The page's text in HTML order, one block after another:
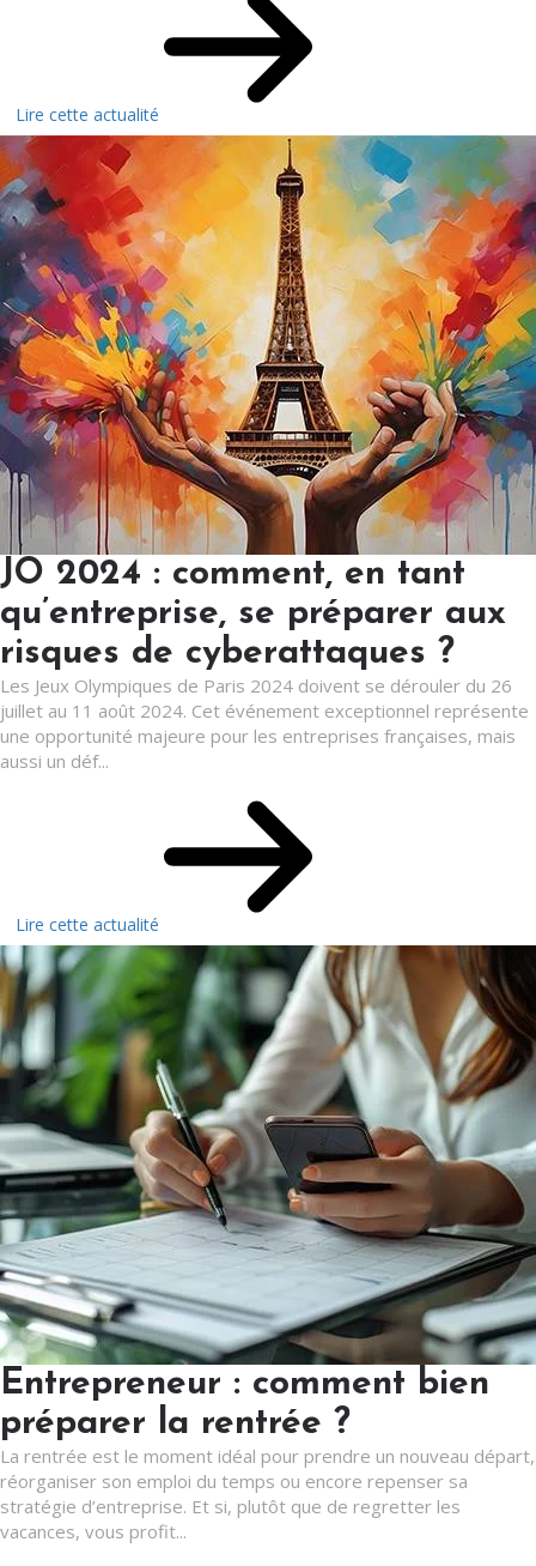
Lire cette actualité
JO 2024 : comment, en tant
qu’entreprise, se préparer aux
risques de cyberattaques ?
Les Jeux Olympiques de Paris 2024 doivent se dérouler du 26
juillet au 11 août 2024. Cet événement exceptionnel représente
une opportunité majeure pour les entreprises françaises, mais
aussi un déf...
Lire cette actualité
Entrepreneur : comment bien
préparer la rentrée ?
La rentrée est le moment idéal pour prendre un nouveau départ,
réorganiser son emploi du temps ou encore repenser sa
stratégie d’entreprise. Et si, plutôt que de regretter les
vacances, vous profit...